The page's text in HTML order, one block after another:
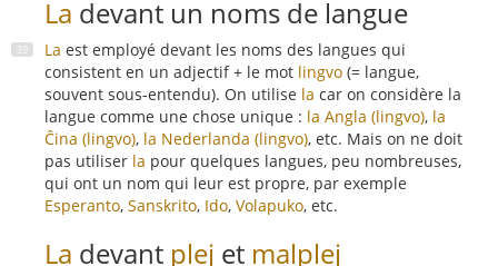
La devant un noms de langue
La est employé devant les noms des langues qui
consistent en un adjectif + le mot lingvo (= langue,
souvent sous-entendu). On utilise la car on considère la
langue comme une chose unique : la Angla (lingvo), la
Ĉina (lingvo), la Nederlanda (lingvo), etc. Mais on ne doit
pas utiliser la pour quelques langues, peu nombreuses,
qui ont un nom qui leur est propre, par exemple
Esperanto, Sanskrito, Ido, Volapuko, etc.
La devant plej et malplej